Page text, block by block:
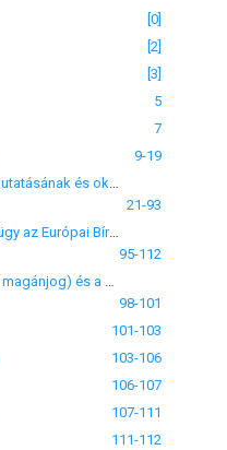
[0]
[2]
[3]
5
7
9-19
21-93
Metzinger Péter. Pécsi ihletésű ügy az Európai Bíróság előtt
95-112
98-101
101-103
103-106
106-107
107-111
111-112